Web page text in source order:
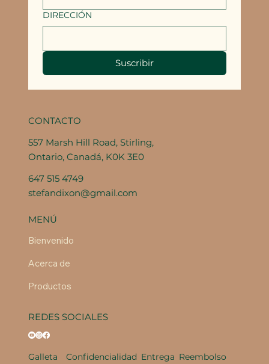
DIRECCIÓN
Suscribir
CONTACTO
557 Marsh Hill Road, Stirling,
Ontario, Canadá, K0K 3E0
647 515 4749
stefandixon@gmail.com
MENÚ
Bienvenido
Acerca de
Productos
REDES SOCIALES
Galleta Confidencialidad Entrega Reembolso